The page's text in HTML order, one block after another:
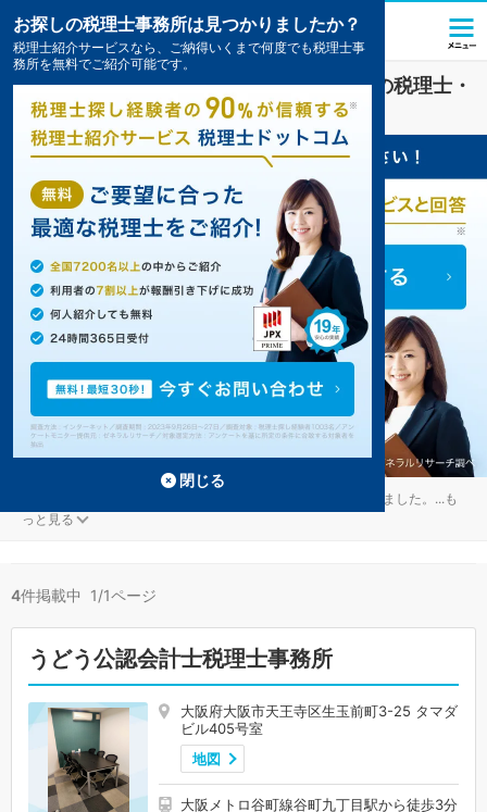
旅行・ホテル業界に強い大阪市天王寺区 の税理士・
会計事務所の一覧4件掲載中
旅行・ホテルが得意な大阪市天王寺区の事務所が4件見つかりました。 ...も
っと見る
4件掲載中 1/1ページ
うどう公認会計士税理士事務所
大阪府大阪市天王寺区生玉前町3-25 タマダ
ビル405号室
地図
大阪メトロ谷町線谷町九丁目駅から徒歩3分
お探しの税理士事務所は見つかりましたか？
税理士紹介サービスなら、ご納得いくまで何度でも税理士事
務所を無料でご紹介可能です。
閉じる